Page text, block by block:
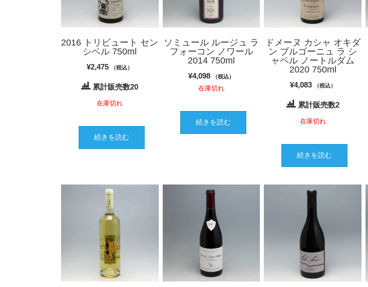
2016 トリビュート セン
シベル 750ml
¥2,475 （税込）
累計販売数20
在庫切れ
続きを読む
ソミュール ルージュ ラ
フォーコン ノワール
2014 750ml
¥4,098 （税込）
在庫切れ
続きを読む
ドメーヌ カシャ オキダ
ン ブルゴーニュ ラ シ
ャペル ノートルダム
2020 750ml
¥4,083 （税込）
累計販売数2
在庫切れ
続きを読む